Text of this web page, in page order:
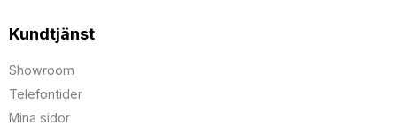
Kundtjänst
Showroom
Telefontider
Mina sidor